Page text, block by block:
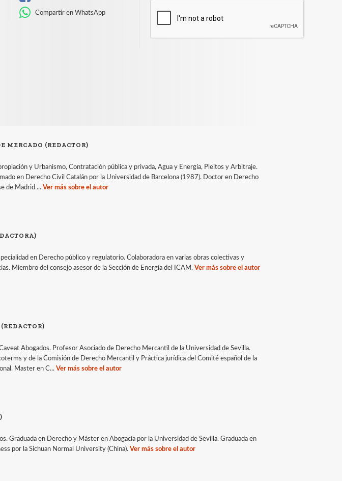
Compartir en WhatsApp
MERCADO (REDACTOR)
y Urbanismo, Contratación pública y privada, Agua y Energía, Pleitos y Arbitraje.
en Derecho Civil Catalán por la Universidad de Barcelona (1987). Doctor en Derecho
de Madrid ...Ver más sobre el autor
en Derecho público y regulatorio. Colaboradora en varias obras colectivas y
Miembro del consejo asesor de la Sección de Energía del ICAM.Ver más sobre el autor
Abogados. Profesor Asociado de Derecho Mercantil de la Universidad de Sevilla.
y de la Comisión de Derecho Mercantil y Práctica jurídica del Comité español de la
Master en C...Ver más sobre el autor
Graduada en Derecho y Máster en Abogacía por la Universidad de Sevilla. Graduada en
por la Sichuan Normal University (China).Ver más sobre el autor